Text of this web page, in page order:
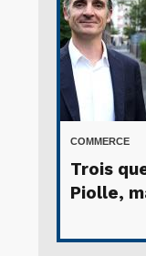
COMMERCE
Trois
Piolle,